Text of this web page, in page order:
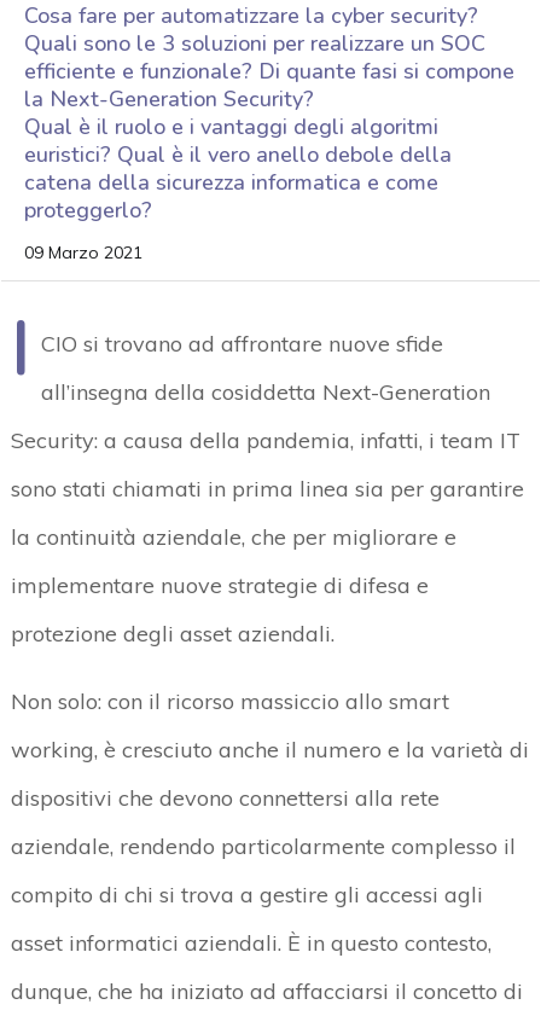
Cosa fare per automatizzare la cyber security?
Quali sono le 3 soluzioni per realizzare un SOC
efficiente e funzionale? Di quante fasi si compone
la Next-Generation Security?
Qual è il ruolo e i vantaggi degli algoritmi
euristici? Qual è il vero anello debole della
catena della sicurezza informatica e come
proteggerlo?
09 Marzo 2021
I CIO si trovano ad affrontare nuove sfide
all’insegna della cosiddetta Next-Generation
Security: a causa della pandemia, infatti, i team IT
sono stati chiamati in prima linea sia per garantire
la continuità aziendale, che per migliorare e
implementare nuove strategie di difesa e
protezione degli asset aziendali.
Non solo: con il ricorso massiccio allo smart
working, è cresciuto anche il numero e la varietà di
dispositivi che devono connettersi alla rete
aziendale, rendendo particolarmente complesso il
compito di chi si trova a gestire gli accessi agli
asset informatici aziendali. È in questo contesto,
dunque, che ha iniziato ad affacciarsi il concetto di